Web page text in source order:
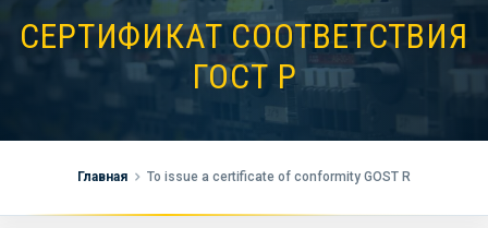
ГЛАВНАЯ
УСЛУГИ ГК ГОСТ-ЭКСПЕРТ
СТОИМОСТЬ РАБОТ
НАША КОМПАНИЯ
СЕРТИФИКАТ СООТВЕТСТВИЯ
ГОСТ Р
Главная To issue a certificate of conformity GOST R